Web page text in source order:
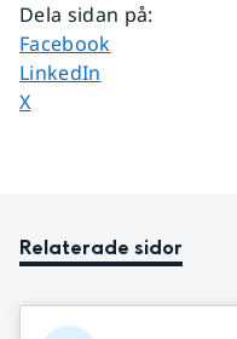
Dela sidan på:
Dela sidan på
Facebook
Dela sidan på
LinkedIn
Dela sidan på
X
Relaterade sidor